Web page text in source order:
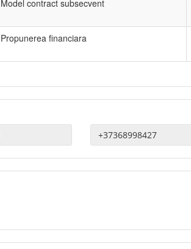
Model contract subsecvent
Propunerea financiara